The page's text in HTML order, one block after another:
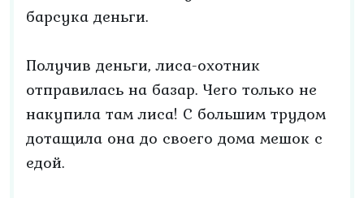
барсука деньги.
Получив деньги, лиса-охотник
отправилась на базар. Чего только не
накупила там лиса! С большим трудом
дотащила она до своего дома мешок с
едой.